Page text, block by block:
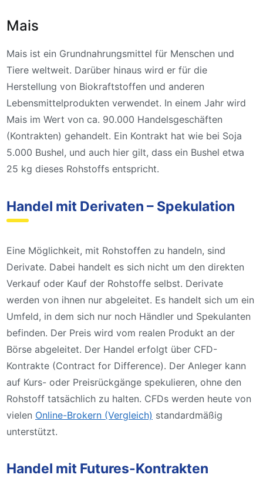
Mais
Mais ist ein Grundnahrungsmittel für Menschen und
Tiere weltweit. Darüber hinaus wird er für die
Herstellung von Biokraftstoffen und anderen
Lebensmittelprodukten verwendet. In einem Jahr wird
Mais im Wert von ca. 90.000 Handelsgeschäften
(Kontrakten) gehandelt. Ein Kontrakt hat wie bei Soja
5.000 Bushel, und auch hier gilt, dass ein Bushel etwa
25 kg dieses Rohstoffs entspricht.
Handel mit Derivaten – Spekulation
Eine Möglichkeit, mit Rohstoffen zu handeln, sind
Derivate. Dabei handelt es sich nicht um den direkten
Verkauf oder Kauf der Rohstoffe selbst. Derivate
werden von ihnen nur abgeleitet. Es handelt sich um ein
Umfeld, in dem sich nur noch Händler und Spekulanten
befinden. Der Preis wird vom realen Produkt an der
Börse abgeleitet. Der Handel erfolgt über CFD-
Kontrakte (Contract for Difference). Der Anleger kann
auf Kurs- oder Preisrückgänge spekulieren, ohne den
Rohstoff tatsächlich zu halten. CFDs werden heute von
vielen Online-Brokern (Vergleich) standardmäßig
unterstützt.
Handel mit Futures-Kontrakten